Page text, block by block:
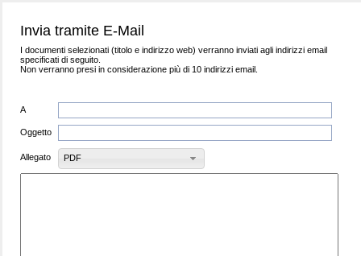
Invia tramite E-Mail
I documenti selezionati (titolo e indirizzo web) verranno inviati agli indirizzi email
specificati di seguito.
Non verranno presi in considerazione più di 10 indirizzi email.
A
Oggetto
Allegato PDF